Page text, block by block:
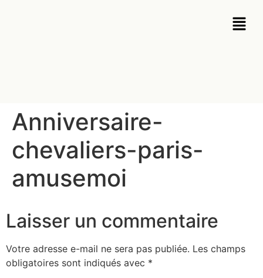
Anniversaire-
chevaliers-paris-
amusemoi
Laisser un commentaire
Votre adresse e-mail ne sera pas publiée. Les champs
obligatoires sont indiqués avec *